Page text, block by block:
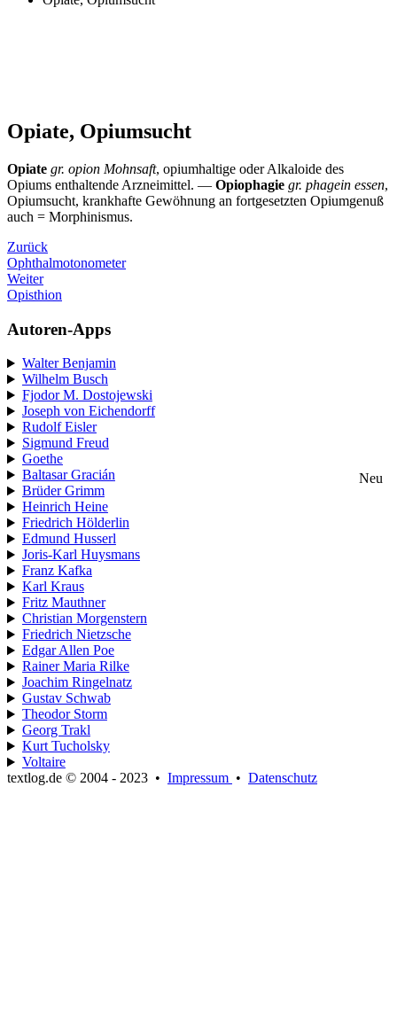
Opiate, Opiumsucht
Opiate gr. opion Mohnsaft, opiumhaltige oder Alkaloide des
Opiums enthaltende Arzneimittel. — Opiophagie gr. phagein essen,
Opiumsucht, krankhafte Gewöhnung an fortgesetzten Opiumgenuß
auch = Morphinismus.
Zurück
Ophthalmotonometer
Weiter
Opisthion
Autoren-Apps
Walter Benjamin
Wilhelm Busch
Fjodor M. Dostojewski
Joseph von Eichendorff
Rudolf Eisler
Sigmund Freud
Goethe
Baltasar Gracián
Neu
Brüder Grimm
Heinrich Heine
Friedrich Hölderlin
Edmund Husserl
Joris-Karl Huysmans
Franz Kafka
Karl Kraus
Fritz Mauthner
Christian Morgenstern
Friedrich Nietzsche
Edgar Allen Poe
Rainer Maria Rilke
Joachim Ringelnatz
Gustav Schwab
Theodor Storm
Georg Trakl
Kurt Tucholsky
Voltaire
textlog.de © 2004 - 2023 • Impressum • Datenschutz